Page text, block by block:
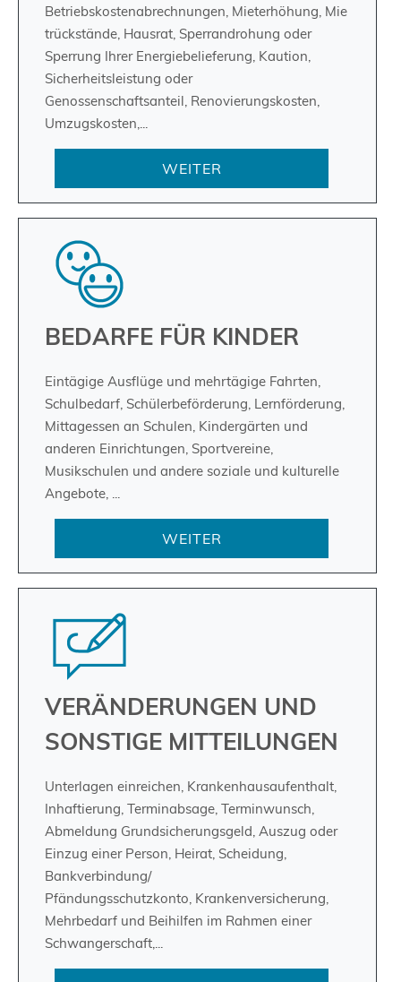
Betriebskostenabrechnungen, Mieterhöhung, Mie
trückstände, Hausrat, Sperrandrohung oder
Sperrung Ihrer Energiebelieferung, Kaution,
Sicherheitsleistung oder
Genossenschaftsanteil, Renovierungskosten,
Umzugskosten,...
WEITER
BEDARFE FÜR KINDER
Eintägige Ausflüge und mehrtägige Fahrten,
Schulbedarf, Schülerbeförderung, Lernförderung,
Mittagessen an Schulen, Kindergärten und
anderen Einrichtungen, Sportvereine,
Musikschulen und andere soziale und kulturelle
Angebote, ...
WEITER
VERÄNDERUNGEN UND
SONSTIGE MITTEILUNGEN
Unterlagen einreichen, Krankenhausaufenthalt,
Inhaftierung, Terminabsage, Terminwunsch,
Abmeldung Grundsicherungsgeld, Auszug oder
Einzug einer Person, Heirat, Scheidung,
Bankverbindung/
Pfändungsschutzkonto, Krankenversicherung,
Mehrbedarf und Beihilfen im Rahmen einer
Schwangerschaft,...